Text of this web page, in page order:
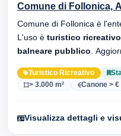
Comune di Follonica,
Comune di Follonica è
L'uso è turistico ricreativo
balneare pubblico
Turistico Ricreativo
> 3.000 m²
Canone > €
Visualizza dettagli e